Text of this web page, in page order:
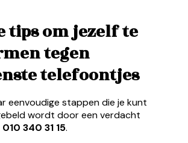
tips om jezelf te
tegen
telefoontjes
eenvoudige stappen die je kunt
wordt door een verdacht
010 340 31 15.